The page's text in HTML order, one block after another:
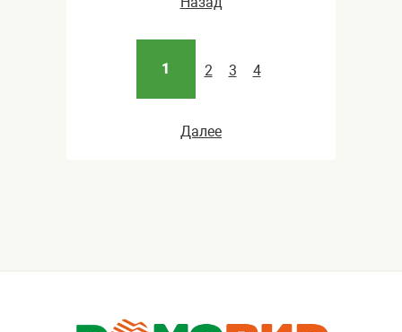
1 2 3 4
Далее